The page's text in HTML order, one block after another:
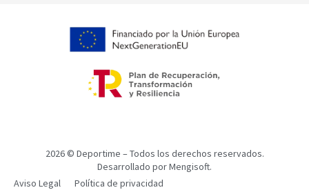
2026© Deportime – Todos los derechos reservados.
Desarrollado porMengisoft.
Aviso Legal
Política de privacidad